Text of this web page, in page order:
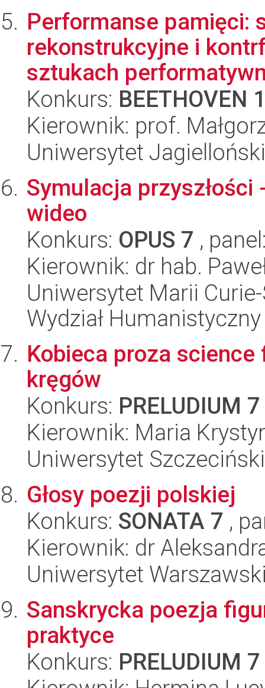
Performanse pamięci:
rekonstrukcyjne i
sztukach
Konkurs: BEETHOVEN
Kierownik: prof.
Uniwersytet
Symulacja
wideo
Konkurs: OPUS 7 ,
Kierownik: dr hab.
Uniwersytet Marii
Wydział Humanistyczny
Kobieca proza
kręgów
Konkurs: PRELUDIUM 7
Kierownik: Maria
Uniwersytet
Głosy poezji polskiej
Konkurs: SONATA 7 ,
Kierownik: dr
Uniwersytet
Sanskrycka poezja
praktyce
Konkurs: PRELUDIUM 7